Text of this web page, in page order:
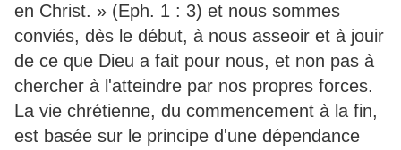
en Christ. » (Eph. 1 : 3) et nous sommes
conviés, dès le début, à nous asseoir et à jouir
de ce que Dieu a fait pour nous, et non pas à
chercher à l'atteindre par nos propres forces.
La vie chrétienne, du commencement à la fin,
est basée sur le principe d'une dépendance